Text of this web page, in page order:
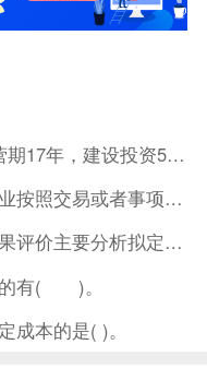
某建设项目建设期3年，生产经营期17年，建设投资5500万元
我国《企业会计准则》规定，企业按照交易或者事项的经济特征确定
对于非经营性技术方案，经济效果评价主要分析拟定方案的( )。
的有( )。
成本的是( )。